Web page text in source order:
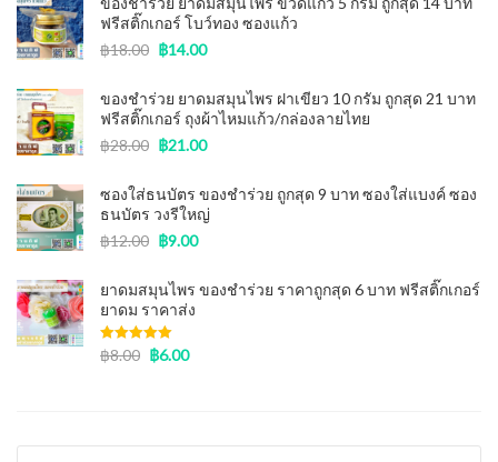
ฟรีสติ๊กเกอร์ โบว์ทอง ซองแก้ว
฿18.00 ฿14.00
ของชําร่วย ยาดมสมุนไพร ฝาเขียว 10 กรัม ถูกสุด 21 บาท
ฟรีสติ๊กเกอร์ ถุงผ้าไหมแก้ว/กล่องลายไทย
฿28.00 ฿21.00
ซองใส่ธนบัตร ของชําร่วย ถูกสุด 9 บาท ซองใส่แบงค์ ซอง
ธนบัตร วงรีใหญ่
฿12.00 ฿9.00
ยาดมสมุนไพร ของชำร่วย ราคาถูกสุด 6 บาท ฟรีสติ๊กเกอร์
ยาดม ราคาส่ง
Rated5.00
out of 5
฿8.00 ฿6.00